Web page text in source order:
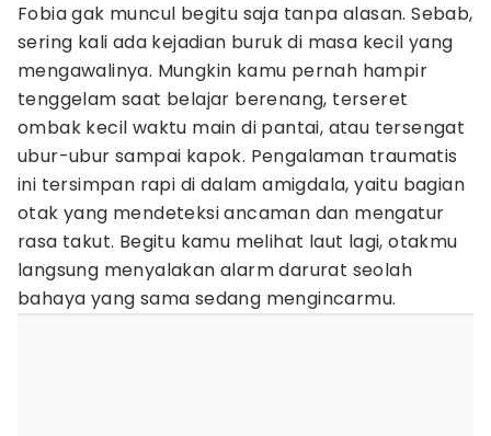
Fobia gak muncul begitu saja tanpa alasan. Sebab,
sering kali ada kejadian buruk di masa kecil yang
mengawalinya. Mungkin kamu pernah hampir
tenggelam saat belajar berenang, terseret
ombak kecil waktu main di pantai, atau tersengat
ubur-ubur sampai kapok. Pengalaman traumatis
ini tersimpan rapi di dalam amigdala, yaitu bagian
otak yang mendeteksi ancaman dan mengatur
rasa takut. Begitu kamu melihat laut lagi, otakmu
langsung menyalakan alarm darurat seolah
bahaya yang sama sedang mengincarmu.